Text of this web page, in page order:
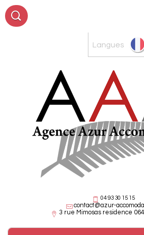
Langues
04 93 30 15 15
contact@azur-
3 rue Mimosas residence